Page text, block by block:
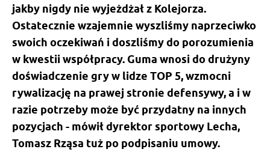
jakby nigdy nie wyjeżdżał z Kolejorza.
Ostatecznie wzajemnie wyszliśmy naprzeciwko
swoich oczekiwań i doszliśmy do porozumienia
w kwestii współpracy. Guma wnosi do drużyny
doświadczenie gry w lidze TOP 5, wzmocni
rywalizację na prawej stronie defensywy, a i w
razie potrzeby może być przydatny na innych
pozycjach - mówił dyrektor sportowy Lecha,
Tomasz Rząsa tuż po podpisaniu umowy.